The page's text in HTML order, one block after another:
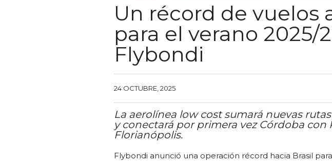
Un récord de vuelos
para el verano 2025/
Flybondi
24 OCTUBRE, 2025
La aerolínea low cost sumará nuevas
y conectará por primera vez Córdoba con
Florianópolis.
Flybondi anunció una operación récord hacia Brasil